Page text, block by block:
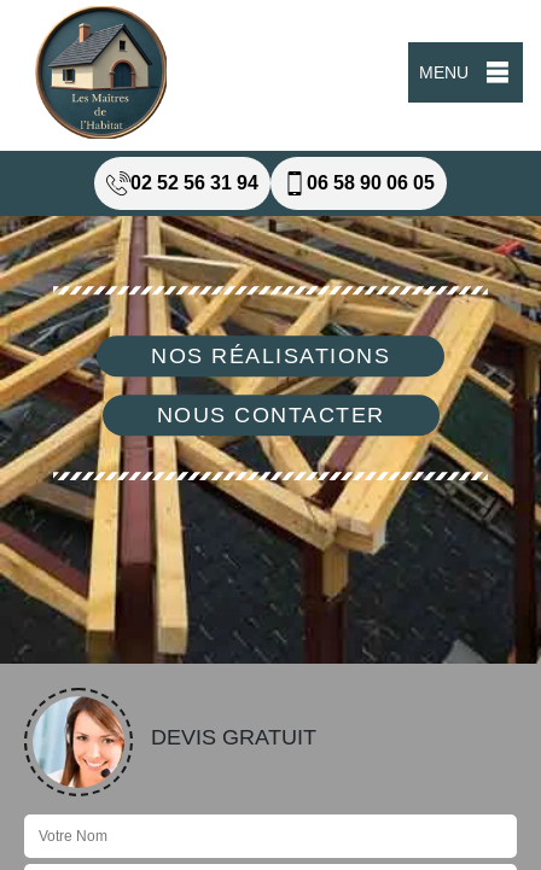
MENU
02 52 56 31 94 06 58 90 06 05
NOS RÉALISATIONS
NOUS CONTACTER
DEVIS GRATUIT